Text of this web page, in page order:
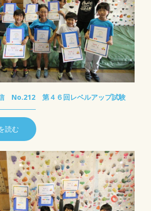
No.212 第４６回レベルアップ試験
読む